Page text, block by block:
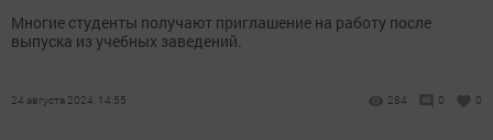
Многие студенты получают приглашение на работу после
выпуска из учебных заведений.
24 августа 2024, 14:55 284 0 0